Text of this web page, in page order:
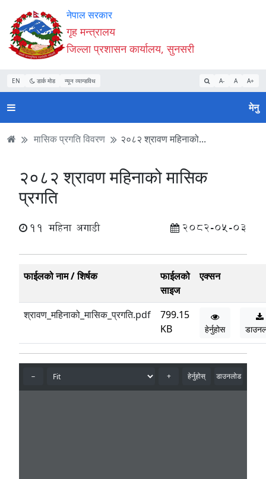
Accessibility
Mode
सुरु
गर्नुहोस्
सामाग्री
पढ्नुहाेस्
नेभिगेसन
पढ्नुहाेस्
वेबसाइट
खोजमा
जानुहोस्
नेपाल सरकार
गृह मन्त्रालय
जिल्ला प्रशासन कार्यालय, सुनसरी
EN डार्क मोड न्यून व्यान्डविथ A- A A+
मेनु
मासिक प्रगति विवरण २०८२ श्रावण महिनाको...
२०८२ श्रावण महिनाको मासिक
प्रगति
11 महिना अगाडी 2082-05-03
फाईलको नाम / शिर्षक
फाईलको
साइज
एक्सन
श्रावण_महिनाको_मासिक_प्रगति.pdf
799.15
KB
हेर्नुहोस